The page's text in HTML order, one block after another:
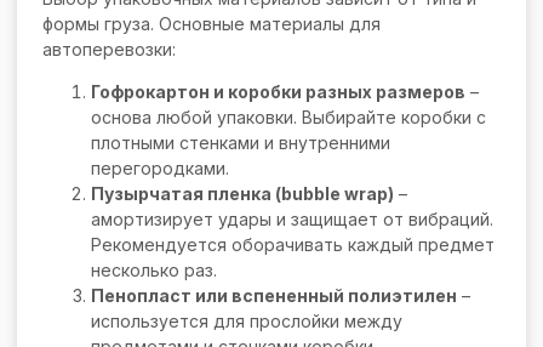
формы груза. Основные материалы для
автоперевозки:
Гофрокартон и коробки разных размеров –
основа любой упаковки. Выбирайте коробки с
плотными стенками и внутренними
перегородками.
Пузырчатая пленка (bubble wrap) –
амортизирует удары и защищает от вибраций.
Рекомендуется оборачивать каждый предмет
несколько раз.
Пенопласт или вспененный полиэтилен –
используется для прослойки между